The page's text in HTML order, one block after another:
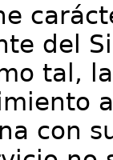
del
tal,
con